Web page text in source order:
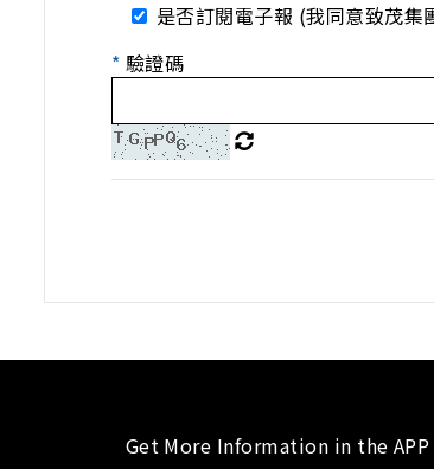
是否訂閱電子報 (我同意致茂
* 驗證碼
Get More Information in the APP